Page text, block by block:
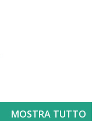
MOSTRA TUTTO